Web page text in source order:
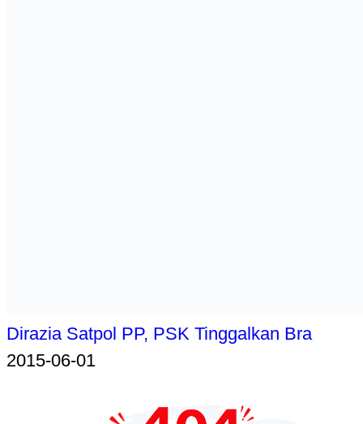
Dirazia Satpol PP, PSK Tinggalkan Bra
2015-06-01